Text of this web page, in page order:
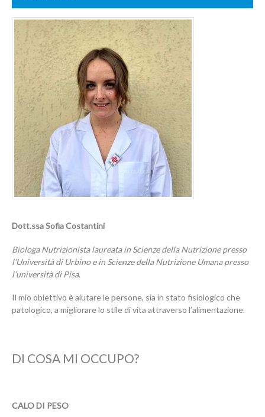
Dott.ssa Sofia Costantini
Biologa Nutrizionista laureata in Scienze della Nutrizione presso
l’Università di Urbino e in Scienze della Nutrizione Umana presso
l’università di Pisa.
Il mio obiettivo è aiutare le persone, sia in stato fisiologico che
patologico, a migliorare lo stile di vita attraverso l’alimentazione.
DI COSA MI OCCUPO?
CALO DI PESO